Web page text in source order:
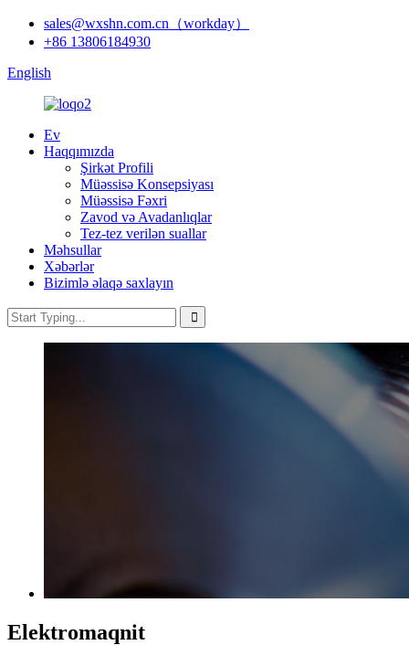
sales@wxshn.com.cn（workday）
+86 13806184930
English
Ev
Haqqımızda
Şirkət Profili
Müəssisə Konsepsiyası
Müəssisə Fəxri
Zavod və Avadanlıqlar
Tez-tez verilən suallar
Məhsullar
Xəbərlər
Bizimlə əlaqə saxlayın
Elektromaqnit